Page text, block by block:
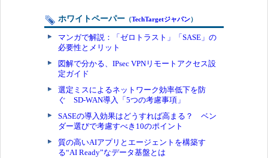
ホワイトペーパー （TechTargetジャパン）
マンガで解説：「ゼロトラスト」「SASE」の
必要性とメリット
図解で分かる、IPsec VPNリモートアクセス設
定ガイド
選定ミスによるネットワーク効率低下を防
ぐ SD-WAN導入「5つの考慮事項」
SASEの導入効果はどうすれば高まる？ ベン
ダー選びで考慮すべき10のポイント
質の高いAIアプリとエージェントを構築す
る“AI Ready”なデータ基盤とは